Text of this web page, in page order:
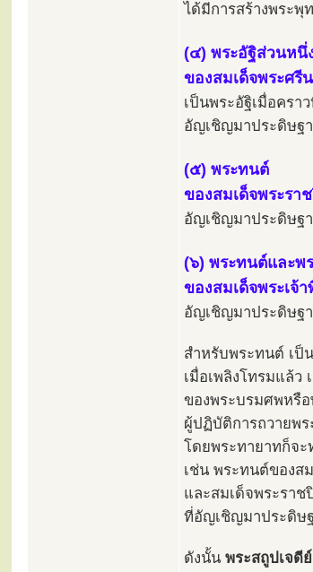
ได้มีการสร้างพระ
(๔) พระอัฐิส่วนหนึ่
ของสมเด็จพระศรี
เป็นพระอัฐิเมื่อครา
อัญเชิญมาประดิษฐ
(๕) พระทนต์
ของสมเด็จพระรา
อัญเชิญมาประดิษฐ
(๖) พระทนต์และพ
ของสมเด็จพระเจ้
อัญเชิญมาประดิษฐ
สำหรับพระทนต์ เป็
เมื่อเพลิงโทรมแล้ว
ของพระบรมศพหรือ
ผู้ปฏิบัติการถวายพร
โดยพระทายาทก็จะ
เช่น พระทนต์ของส
และสมเด็จพระราช
ที่อัญเชิญมาประดิษ
ดังนั้น พระสถูปเจดี